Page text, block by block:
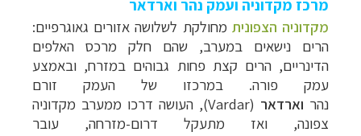
מרכז מקדוניה ועמק נהר וארדאר
מקדוניה הצפונית מחולקת לשלושה אזורים גאוגרפיים:
הרים נישאים במערב, שהם חלק מרכס האלפים
הדינריים, הרים קצת פחות גבוהים במזרח, ובאמצע
עמק פורה. במרכזו של העמק זורם
נהר וארדאר (
Vardar), העושה דרכו ממערב מקדוניה
צפונה, ואז מתעקל דרום-מזרחה, עובר